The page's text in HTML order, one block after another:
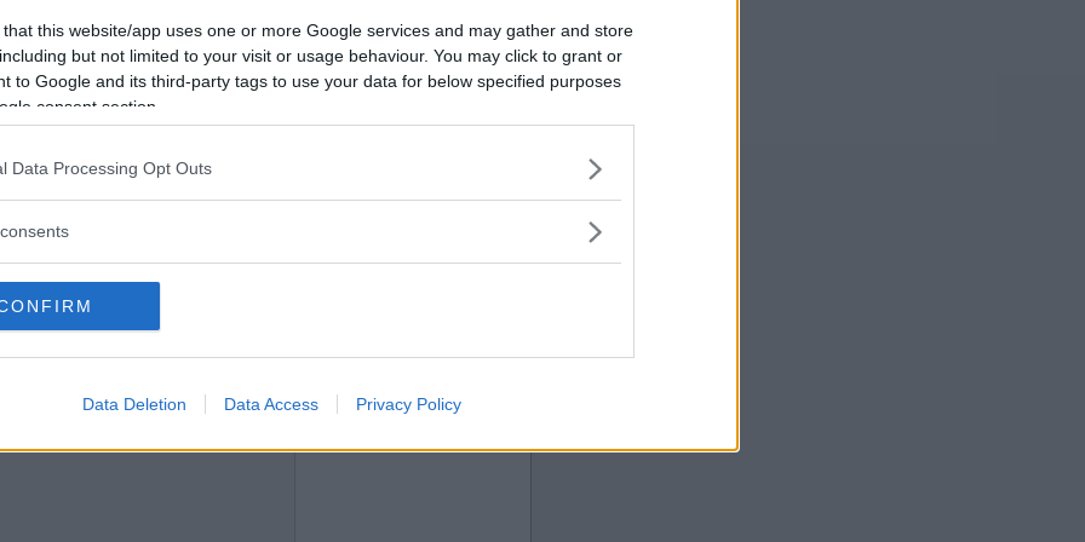
that this website/app uses one or more Google services and may gather and store
but not limited to your visit or usage behaviour. You may click to grant or
to Google and its third-party tags to use your data for below specified purposes
consent section.
Data Processing Opt Outs
Data Deletion Data Access Privacy Policy
av vägen rakt in i museet?
Vill du bli
medlem?